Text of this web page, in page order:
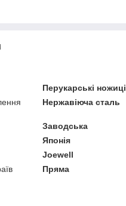
Перукарські ножиці
Нержавіюча сталь
Заводська
Японія
Joewell
Пряма